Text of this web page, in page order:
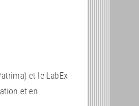
et le LabEx
et en